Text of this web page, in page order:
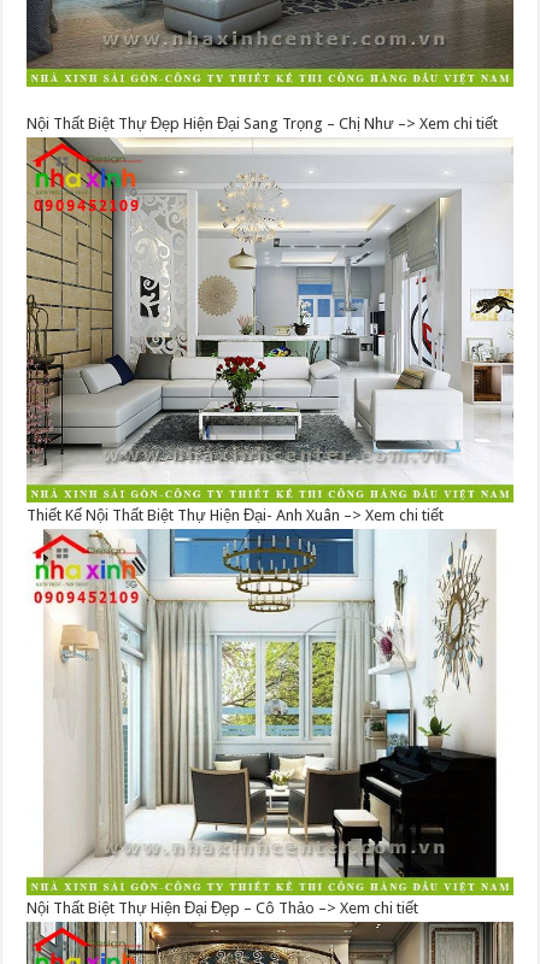
Nội Thất Biệt Thự Đẹp Hiện Đại Sang Trọng – Chị Như –> Xem chi tiết
Thiết Kế Nội Thất Biệt Thự Hiện Đại- Anh Xuân –> Xem chi tiết
Nội Thất Biệt Thự Hiện Đại Đẹp – Cô Thảo –> Xem chi tiết